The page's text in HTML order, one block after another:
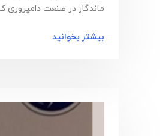
ماندگار در صنعت دامپروری
بیشتر بخوانید